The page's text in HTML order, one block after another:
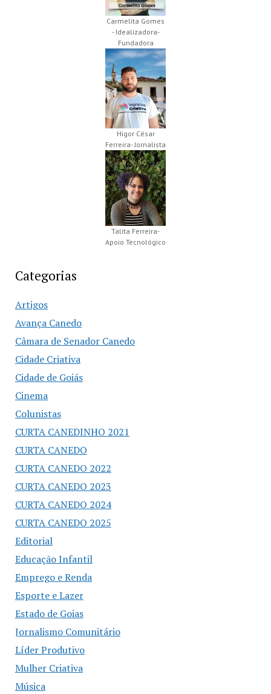
Carmelita Gomes
- Idealizadora-
Fundadora
Higor César
Ferreira- Jornalista
Talita Ferreira-
Apoio Tecnológico
Categorias
Artigos
Avança Canedo
Câmara de Senador Canedo
Cidade Criativa
Cidade de Goiás
Cinema
Colunistas
CURTA CANEDINHO 2021
CURTA CANEDO
CURTA CANEDO 2022
CURTA CANEDO 2023
CURTA CANEDO 2024
CURTA CANEDO 2025
Editorial
Educação Infantil
Emprego e Renda
Esporte e Lazer
Estado de Goias
Jornalismo Comunitário
Líder Produtivo
Mulher Criativa
Música